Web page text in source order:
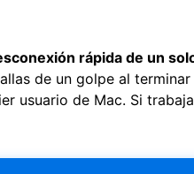
rápida de un
de un golpe al
usuario de Mac. Si